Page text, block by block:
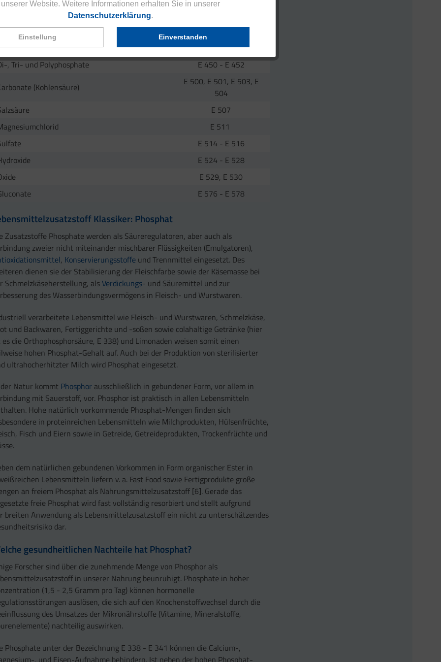
unserer Website. Weitere Informationen erhalten Sie in unserer
Datenschutzerklärung.
Einstellung Einverstanden
und Adipate
E 355 - E 357
E 380
, Tri- und Polyphosphate
E 450 - E 452
(Kohlensäure)
E 500, E 501, E 503, E
504
E 507
E 511
E 514 - E 516
E 524 - E 528
E 529, E 530
E 576 - E 578
Klassiker: Phosphat
Zusatzstoffe Phosphate werden als Säureregulatoren, aber auch als
zweier nicht miteinander mischbarer Flüssigkeiten (Emulgatoren),
, Konservierungsstoffe und Trennmittel eingesetzt. Des
dienen sie der Stabilisierung der Fleischfarbe sowie der Käsemasse bei
Schmelzkäseherstellung, alsVerdickungs- und Säuremittel und zur
des Wasserbindungsvermögens in Fleisch- und Wurstwaren.
verarbeitete Lebensmittel wie Fleisch- und Wurstwaren, Schmelzkäse,
und Backwaren, Fertiggerichte und -soßen sowie colahaltige Getränke (hier
die Orthophosphorsäure, E 338) und Limonaden weisen somit einen
hohen Phosphat-Gehalt auf. Auch bei der Produktion von sterilisierter
ultrahocherhitzter Milch wird Phosphat eingesetzt.
Natur kommt Phosphor ausschließlich in gebundener Form, vor allem in
mit Sauerstoff, vor. Phosphor ist praktisch in allen Lebensmitteln
Hohe natürlich vorkommende Phosphat-Mengen finden sich
in proteinreichen Lebensmitteln wie Milchprodukten, Hülsenfrüchte,
Fisch und Eiern sowie in Getreide, Getreideprodukten, Trockenfrüchte und
dem natürlichen gebundenen Vorkommen in Form organischer Ester in
Lebensmitteln liefern v. a. Fast Food sowie Fertigprodukte große
an freiem Phosphat als Nahrungsmittelzusatzstoff [6]. Gerade das
freie Phosphat wird fast vollständig resorbiert und stellt aufgrund
breiten Anwendung als Lebensmittelzusatzstoff ein nicht zu unterschätzendes
dar.
gesundheitlichen Nachteile hat Phosphat?
Forscher sind über die zunehmende Menge von Phosphor als
in unserer Nahrung beunruhigt. Phosphate in hoher
(1,5 - 2,5 Gramm pro Tag) können hormonelle
auslösen, die sich auf den Knochenstoffwechsel durch die
des Umsatzes der Mikronährstoffe (Vitamine, Mineralstoffe,
nachteilig auswirken.
Phosphate unter der Bezeichnung E 338 - E 341 können die Calcium-,
, und Eisen-Aufnahme behindern. Ist neben der hohen Phosphat-